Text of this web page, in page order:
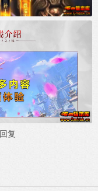
回复